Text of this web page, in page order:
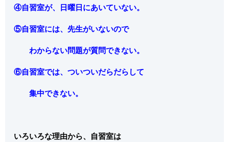
④自習室が、日曜日にあいていない。
⑤自習室には、先生がいないので
わからない問題が質問できない。
⑥自習室では、ついついだらだらして
集中できない。
いろいろな理由から、自習室は